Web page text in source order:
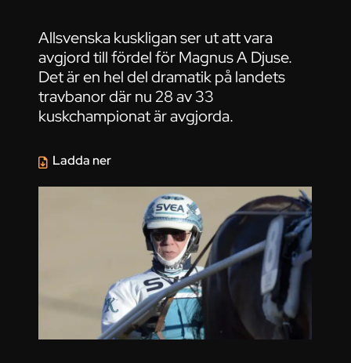
Allsvenska kuskligan ser ut att vara
avgjord till fördel för Magnus A Djuse.
Det är en hel del dramatik på landets
travbanor där nu 28 av 33
kuskchampionat är avgjorda.
Ladda ner